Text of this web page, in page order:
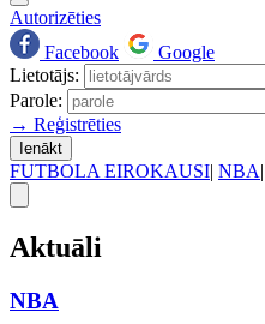
Autorizēties
Facebook
Google
Lietotājs:
Parole:
→ Reģistrēties
Ienākt
FUTBOLA EIROKAUSI| NBA|
Aktuāli
NBA